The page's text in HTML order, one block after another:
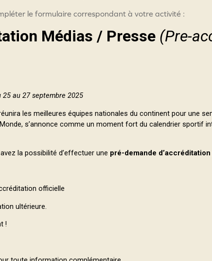
le formulaire correspondant à votre activité :